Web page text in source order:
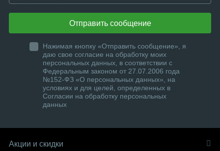
Отправить сообщение
Нажимая кнопку «Отправить сообщение», я
даю свое согласие на обработку моих
персональных данных, в соответствии с
Федеральным законом от 27.07.2006 года
№152-ФЗ «О персональных данных», на
условиях и для целей, определенных в
Согласии на обработку персональных
данных
Акции и скидки